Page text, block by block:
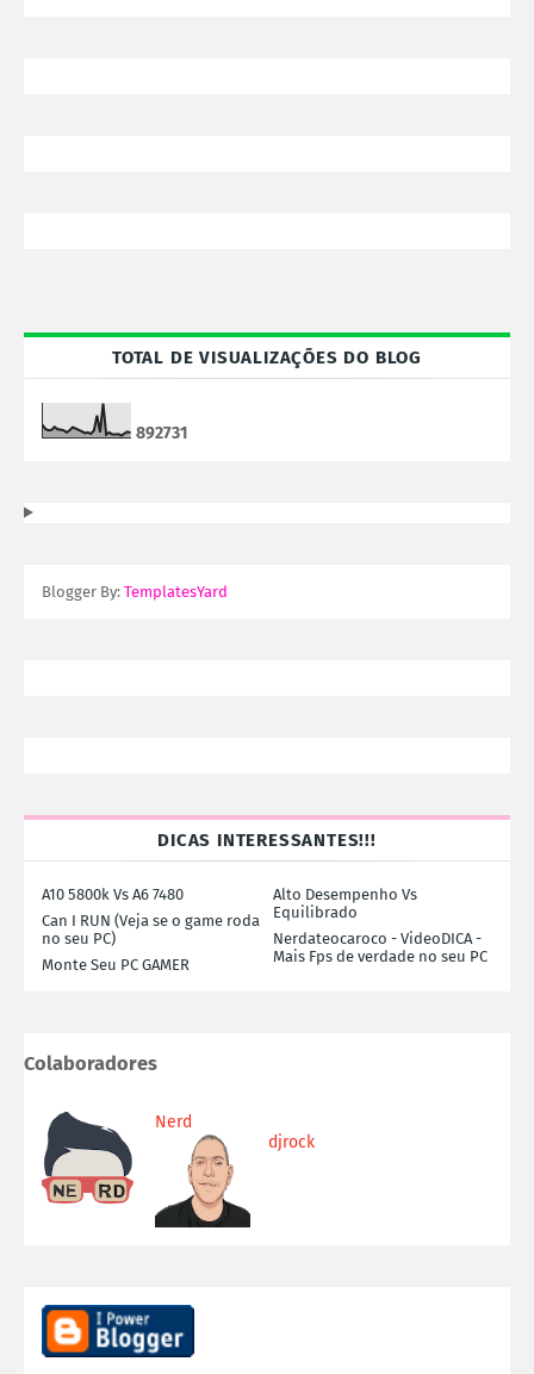
TOTAL DE VISUALIZAÇÕES DO BLOG
892731
Blogger By: TemplatesYard
DICAS INTERESSANTES!!!
A10 5800k Vs A6 7480
Alto Desempenho Vs
Equilibrado
Can I RUN (Veja se o game roda
no seu PC)
Nerdateocaroco - VideoDICA -
Mais Fps de verdade no seu PC
Monte Seu PC GAMER
Colaboradores
Nerd
djrock